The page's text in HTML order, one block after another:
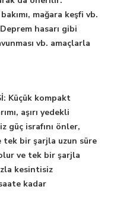
mağara keşfi vb.
hasarı gibi
vb. amaçlarla
Küçük kompakt
aşırı yedekli
güç israfını önler,
tek bir şarjla uzun süre
ve tek bir şarjla
kesintisiz
kadar